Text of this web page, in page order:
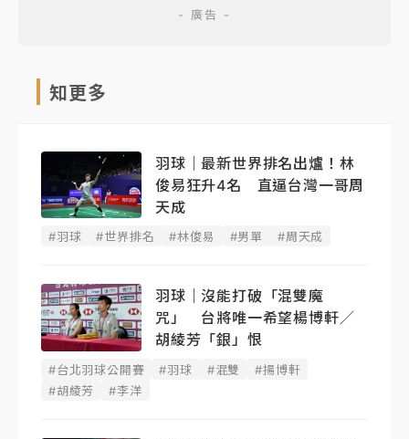
知更多
羽球｜最新世界排名出爐！林
俊易狂升4名 直逼台灣一哥周
天成
#羽球 #世界排名 #林俊易 #男單 #周天成
羽球｜沒能打破「混雙魔
咒」 台將唯一希望楊博軒／
胡綾芳「銀」恨
#台北羽球公開賽 #羽球 #混雙
#揚博軒
#胡綾芳
#李洋